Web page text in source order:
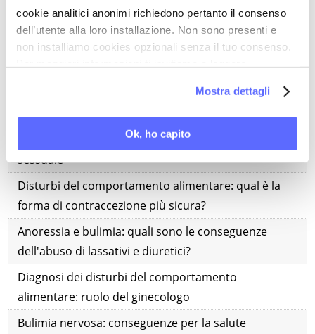
cookie analitici anonimi richiedono pertanto il consenso
dell’utente alla loro installazione. Non sono presenti e
non installiamo cookies opzionali senza il tuo consenso.
Mostra dettagli
Ok, ho capito
Contraccezione e disturbi del comportamento
alimentare: perché la pillola non è la scelta migliore
l'irregolarità del ciclo espone al rischio di
concepimenti indesiderati
Quando la bulimia alimentare si estende alla sfera
sessuale
Disturbi del comportamento alimentare: qual è la
forma di contraccezione più sicura?
Anoressia e bulimia: quali sono le conseguenze
dell'abuso di lassativi e diuretici?
Diagnosi dei disturbi del comportamento
alimentare: ruolo del ginecologo
Bulimia nervosa: conseguenze per la salute